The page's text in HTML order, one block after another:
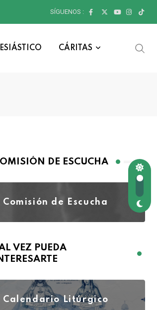
SÍGUENOS :
CÁRITAS
DE ESCUCHA
Comisión de Escucha
VEZ PUEDA
Calendario Litúrgico